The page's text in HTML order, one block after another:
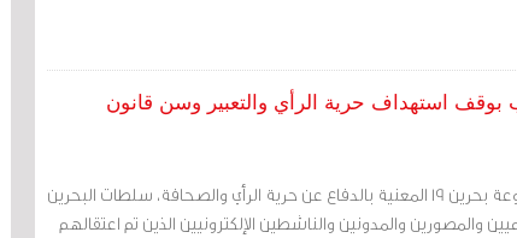
للصحافة: بحرين 19 تطالب بوقف استهداف حرية الرأي والتعبير وسن قانون
مرآة البحرين: طالبت مجموعة بحرين 19 المعنية بالدفاع عن حرية الرأي والصحافة، سلطات البحرين
والمصورين والمدونين والناشطين الإلكترونيين الذين تم اعتقالهم